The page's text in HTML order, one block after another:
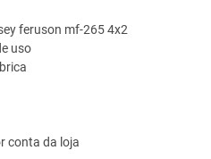
feruson mf-265 4x2
uso
conta da loja